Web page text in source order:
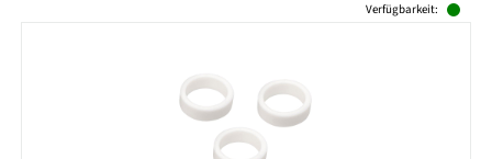
Verfügbarkeit: